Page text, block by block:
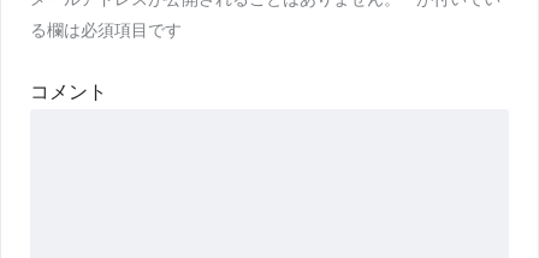
る欄は必須項目です
コメント